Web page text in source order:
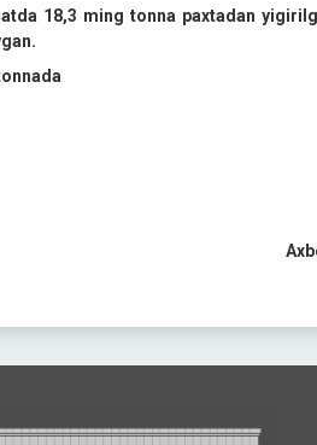
18,3 ming tonna paxtadan